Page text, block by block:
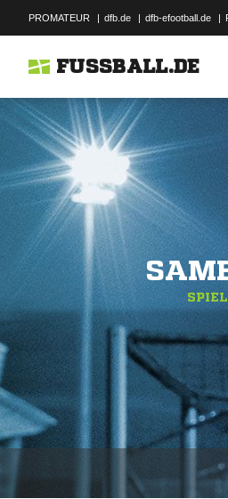
PROMATEUR | dfb.de | dfb-efootball.de |
FUSSBALL.DE